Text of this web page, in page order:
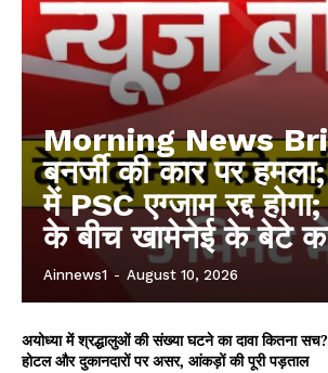
Morning News
बनर्जी की कार पर
में PSC एग्जाम रद्द
के बीच खामेनेई के बेटे
Ainnews1 - August 10, 2026
अयोध्या में श्रद्धालुओं की संख्या घटने का दावा कितना
होटल और दुकानदारों पर असर, आंकड़ों की पूरी पड़ताल